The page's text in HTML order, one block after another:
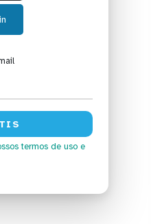
termos de uso e